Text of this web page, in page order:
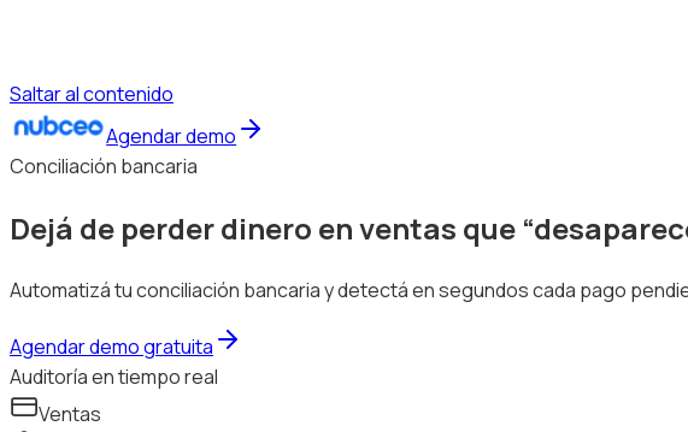
Saltar al contenido
Agendar demo
Conciliación bancaria
Dejá de perder dinero en ventas que
Automatizá tu conciliación bancaria y detectá en segundos cada pago
Agendar demo gratuita
Auditoría en tiempo real
Ventas